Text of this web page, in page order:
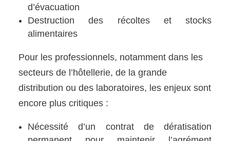
d’évacuation
Destruction des récoltes et stocks
alimentaires
Pour les professionnels, notamment dans les
secteurs de l’hôtellerie, de la grande
distribution ou des laboratoires, les enjeux sont
encore plus critiques :
Nécessité d’un contrat de dératisation